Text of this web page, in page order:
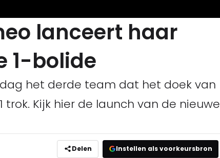
lanceert haar
1-bolide
het derde team dat het doek van
trok. Kijk hier de launch van de nieuwe
Delen Instellen als voorkeursbron